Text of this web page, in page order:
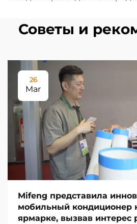
Советы и
26
Mar
Mifeng представила
мобильный кондиционер
ярмарке, вызвав интерес